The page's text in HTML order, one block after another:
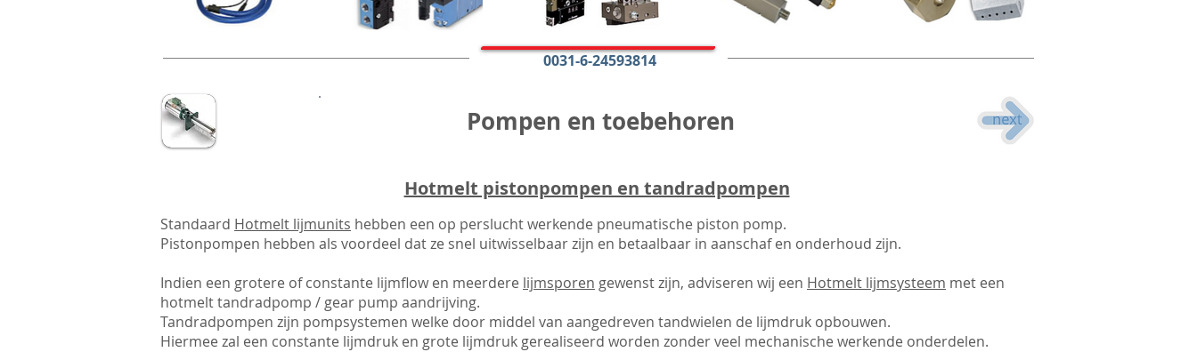
0031-6-24593814
Pompen en toebehoren
Hotmelt pistonpompen en tandradpompen
Standaard Hotmelt lijmunits hebben een op perslucht werkende pneumatische piston pomp.
Pistonpompen hebben als voordeel dat ze snel uitwisselbaar zijn en betaalbaar in aanschaf en onderhoud zijn.
Indien een grotere of constante lijmflow en meerdere lijmsporen gewenst zijn, adviseren wij een Hotmelt lijmsysteem met een
hotmelt tandradpomp / gear pump aandrijving.
Tandradpompen zijn pompsystemen welke door middel van aangedreven tandwielen de lijmdruk opbouwen.
Hiermee zal een constante lijmdruk en grote lijmdruk gerealiseerd worden zonder veel mechanische werkende onderdelen.